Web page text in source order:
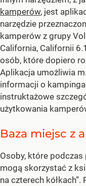
kamperów, jest
narzędzie
kamperów z grupy
California, Californii
osób, które dopiero
Aplikacja umożliwia
informacji o
instruktażowe
użytkowania
Baza miejsc z
Osoby, które
mogą skorzystać z
na czterech